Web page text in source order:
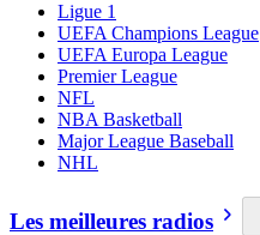
Ligue 1
UEFA Champions League
UEFA Europa League
Premier League
NFL
NBA Basketball
Major League Baseball
NHL
Les meilleures radios